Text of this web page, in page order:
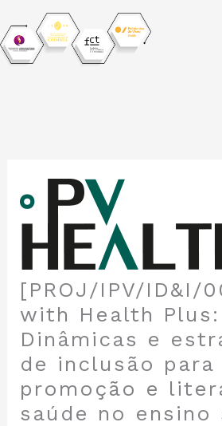
content
[PROJ/IPV/ID&I/
with Health Plus:
Dinâmicas e
de inclusão para
promoção e
saúde no ensino